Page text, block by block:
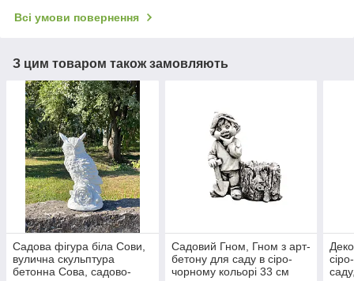
Всі умови повернення
З цим товаром також замовляють
Садова фігура біла Сови,
вулична скульптура
бетонна Сова, садово-
Садовий Гном, Гном з арт-
бетону для саду в сіро-
чорному кольорі 33 см